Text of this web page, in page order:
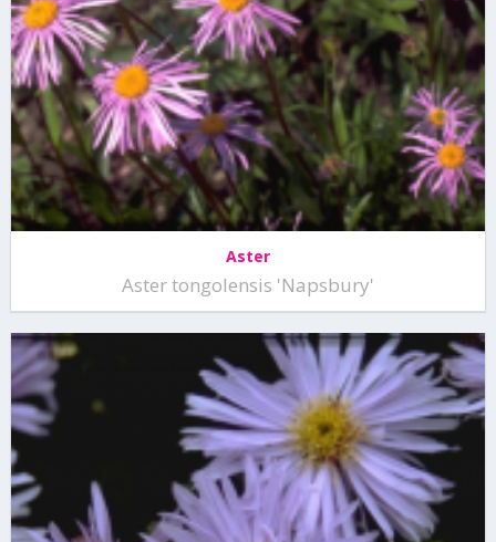
Aster
Aster tongolensis 'Napsbury'